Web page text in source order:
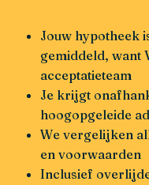
Jouw hypotheek
gemiddeld, want
acceptatieteam
Je krijgt
hoogopgeleide
We vergelijken
en voorwaarden
Inclusief